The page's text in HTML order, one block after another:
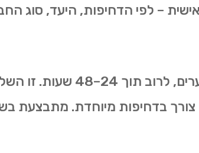
– לפי הדחיפות, היעד, סוג
שליחות רגילה מתבצעת בתוך
בדחיפות מיוחדת. מתבצעת